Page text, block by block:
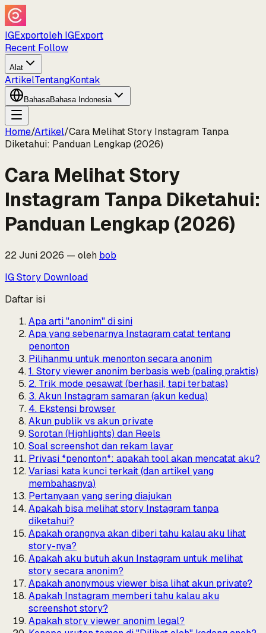
IGExportoleh IGExport
Recent Follow
Alat
ArtikelTentangKontak
BahasaBahasa Indonesia
Home/Artikel/Cara Melihat Story Instagram Tanpa
Diketahui: Panduan Lengkap (2026)
Cara Melihat Story
Instagram Tanpa Diketahui:
Panduan Lengkap (2026)
22 Juni 2026 — oleh bob
IG Story Download
Daftar isi
Apa arti "anonim" di sini
Apa yang sebenarnya Instagram catat tentang
penonton
Pilihanmu untuk menonton secara anonim
1. Story viewer anonim berbasis web (paling praktis)
2. Trik mode pesawat (berhasil, tapi terbatas)
3. Akun Instagram samaran (akun kedua)
4. Ekstensi browser
Akun publik vs akun private
Sorotan (Highlights) dan Reels
Soal screenshot dan rekam layar
Privasi *penonton*: apakah tool akan mencatat aku?
Variasi kata kunci terkait (dan artikel yang
membahasnya)
Pertanyaan yang sering diajukan
Apakah bisa melihat story Instagram tanpa
diketahui?
Apakah orangnya akan diberi tahu kalau aku lihat
story-nya?
Apakah aku butuh akun Instagram untuk melihat
story secara anonim?
Apakah anonymous viewer bisa lihat akun private?
Apakah Instagram memberi tahu kalau aku
screenshot story?
Apakah story viewer anonim legal?